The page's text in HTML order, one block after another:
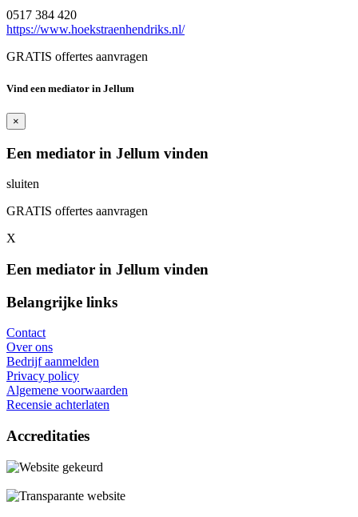
0517 384 420
https://www.hoekstraenhendriks.nl/
GRATIS offertes aanvragen
Vind een mediator in Jellum
×
Een mediator in Jellum vinden
sluiten
GRATIS offertes aanvragen
X
Een mediator in Jellum vinden
Belangrijke links
Contact
Over ons
Bedrijf aanmelden
Privacy policy
Algemene voorwaarden
Recensie achterlaten
Accreditaties